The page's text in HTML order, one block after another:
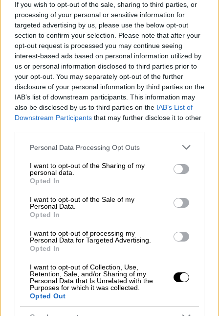
If you wish to opt-out of the sale, sharing to third parties, or
processing of your personal or sensitive information for
targeted advertising by us, please use the below opt-out
section to confirm your selection. Please note that after your
opt-out request is processed you may continue seeing
interest-based ads based on personal information utilized by
us or personal information disclosed to third parties prior to
your opt-out. You may separately opt-out of the further
disclosure of your personal information by third parties on the
IAB’s list of downstream participants. This information may
also be disclosed by us to third parties on the IAB’s List of
Downstream Participants that may further disclose it to other
Please note that this website/app uses one or more Google
not limited to your visit or usage behaviour. You may click to
grant or deny consent to Google and its third-party tags to
use your data for below specified purposes in below Google
consent section.
Personal Data Processing Opt Outs
I want to opt-out of the Sharing of my
personal data.
Opted In
I want to opt-out of the Sale of my
Personal Data.
Opted In
I want to opt-out of processing my
Personal Data for Targeted Advertising.
Opted In
I want to opt-out of Collection, Use,
Retention, Sale, and/or Sharing of my
Personal Data that Is Unrelated with the
Purposes for which it was collected.
Opted Out
Η ομάδα της Θεσσαλονίκης κατάφερε να
ελέγξει το παιχνίδι από το ξεκίνημα,
προηγήθηκε με 30-20 στο 10΄ , έδωσε
γρήγορο ρυθμό, έλεγξε το αμυντικό
ριμπάουντ, έτρεξε στον αιφνιδιασμό και
ευστόχησε σε ελεύθερα σουτ που του
έδωσε η Σαραγόσα.
Οι Ισπανοί ισορρόπησαν στην 2ηπερίοδο(45-
44) όμως στην συνέχεια έδειξαν να
αιφνιδιάζονται από την αποφασιστικότητα
των παικτών του ΠΑΟΚ στην άμυνα. Τα
ποσοστά ευστοχίας του σε δίποντα και
τρίποντα πρόσφεραν στον Δικέφαλο ξανά
«μαξιλάρι» ασφαλείας 12 πόντων(73-61), ενώ
στο τελευταίο 10άλεπτο ο ΠΑΟΚ
διαχειρίστηκε με υποδειγματικό τρόπο το
ΤΑ ΔΕΚΑΛΕΠΤΑ: 30-20, 45-44, 73-61, 93-78
ΠΑΟΚ (Χαραλαμπίδης): Μπεστ 15 (3/3
δίποντα, 3/5 τρίποντα, 5 ριμπάουντ), Καρράς,
Λούις 19 (7/9 δίποντα, 5/6 βολές, 7 ασίστ, 4
κλεψίματα), Μαργαρίτης, Σμιθ 31 (5/5